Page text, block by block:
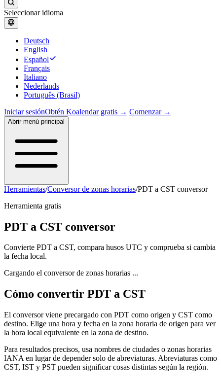
Seleccionar idioma
Deutsch
English
Español
Français
Italiano
Nederlands
Português (Brasil)
Iniciar sesiónObtén Koalendar gratis → Comenzar →
Abrir menú principal
Herramientas/Conversor de zonas horarias/PDT a CST conversor
Herramienta gratis
PDT a CST conversor
Convierte PDT a CST, compara husos UTC y comprueba si cambia
la fecha local.
Cargando el conversor de zonas horarias ...
Cómo convertir PDT a CST
El conversor viene precargado con PDT como origen y CST como
destino. Elige una hora y fecha en la zona horaria de origen para ver
la hora local equivalente en la zona de destino.
Para resultados precisos, usa nombres de ciudades o zonas horarias
IANA en lugar de depender solo de abreviaturas. Abreviaturas como
CST, IST y PST pueden significar cosas distintas según la región.